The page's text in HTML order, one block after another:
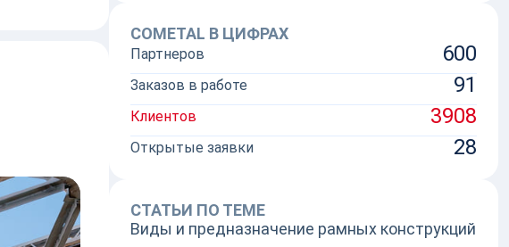
COMETAL В ЦИФРАХ
Партнеров 600
Заказов в работе 91
Клиентов 3908
Открытые заявки 28
СТАТЬИ ПО ТЕМЕ
Виды и предназначение рамных конструкций